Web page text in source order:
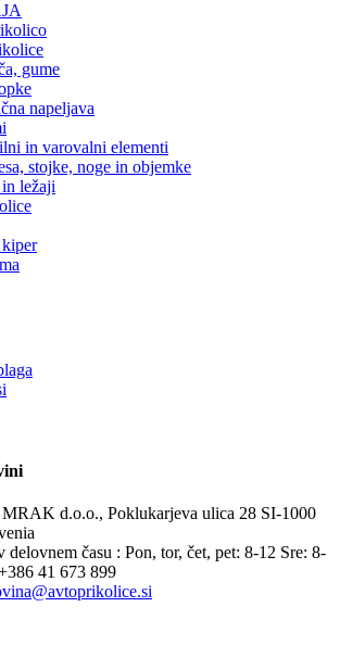
gume
napeljava
in varovalni elementi
stojke, noge in objemke
ležaji
d.o.o., Poklukarjeva ulica 28 SI-1000
delovnem času : Pon, tor, čet, pet: 8-12 Sre: 8-
41 673 899